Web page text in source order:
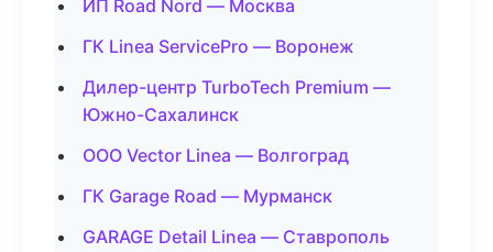
ИП Road Nord — Москва
ГК Linea ServicePro — Воронеж
Дилер-центр TurboTech Premium —
Южно-Сахалинск
ООО Vector Linea — Волгоград
ГК Garage Road — Мурманск
GARAGE Detail Linea — Ставрополь